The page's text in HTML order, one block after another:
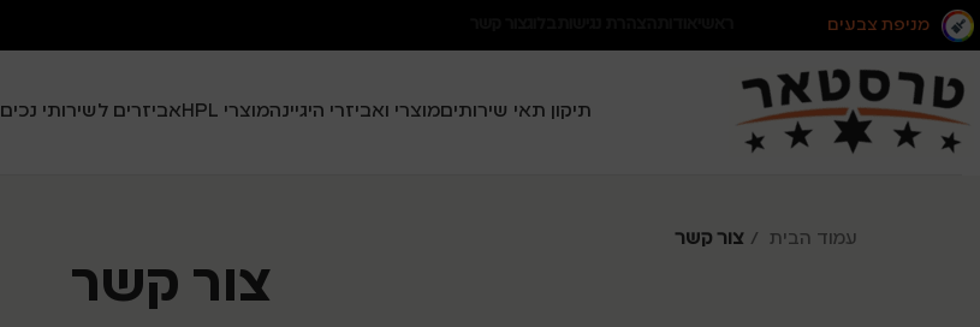
מניפת צבעים
תיקון תאי שירותיםמוצרי ואביזרי היגיינהמוצרי HPL אביזרים לשירותי נכים
עמוד הבית צור קשר
צור קשר